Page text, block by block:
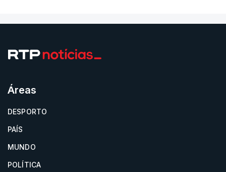
Áreas
DESPORTO
PAÍS
MUNDO
POLÍTICA